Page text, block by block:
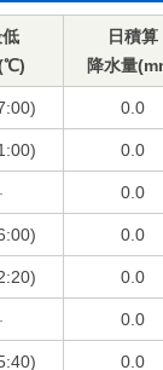
低
日積算
降水量
0.0
0.0
0.0
0.0
0.0
0.0
0.0